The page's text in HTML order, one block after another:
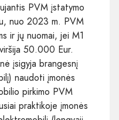
PVM įstatymo
nuo 2023 m. PVM
ir jų nuomai, jei M1
50.000 Eur.
įsigyja brangesnį
naudoti įmonės
pirkimo PVM
praktikoje įmonės